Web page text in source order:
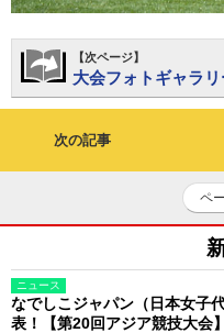
【次ページ】
大会フォトギャラ
次の記事
ペ
ニュース
なでしこジャパン（日本女子
表！【第20回アジア競技大会】